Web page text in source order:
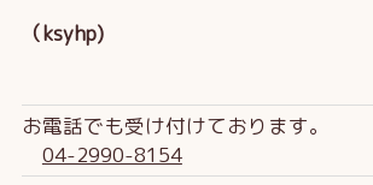
（ksyhp)
お電話でも受け付けております。
04-2990-8154